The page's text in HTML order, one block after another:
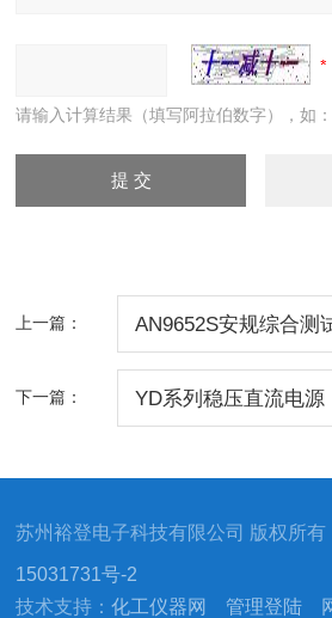
请输入计算结果（填写阿拉伯数字），如
上一篇： AN9652S安规综合测
下一篇： YD系列稳压直流电源
苏州裕登电子科技有限公司 版权所
15031731号-2
技术支持：化工仪器网 管理登陆